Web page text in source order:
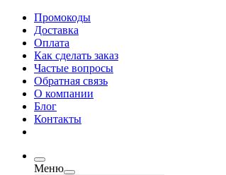
Промокоды
Доставка
Оплата
Как сделать заказ
Частые вопросы
Обратная связь
О компании
Блог
Контакты
Меню